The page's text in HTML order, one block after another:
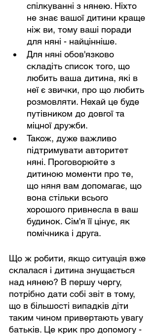
спілкуванні з нянею. Ніхто
не знає вашої дитини краще
ніж ви, тому ваші поради
для няні - найцінніше.
Для няні обов'язково
складіть список того, що
любить ваша дитина, які в
неї є звички, про що любить
розмовляти. Нехай це буде
путівником до довгої та
міцної дружби.
Також, дуже важливо
підтримувати авторитет
няні. Проговорюйте з
дитиною моменти про те,
що няня вам допомагає, що
вона стільки всього
хорошого привнесла в ваш
будинок. Сім'я її цінує, як
помічника і друга.
Що ж робити, якщо ситуація вже
склалася і дитина знущається
над нянею? В першу чергу,
потрібно дати собі звіт в тому,
що в більшості випадків діти
таким чином привертають увагу
батьків. Це крик про допомогу -